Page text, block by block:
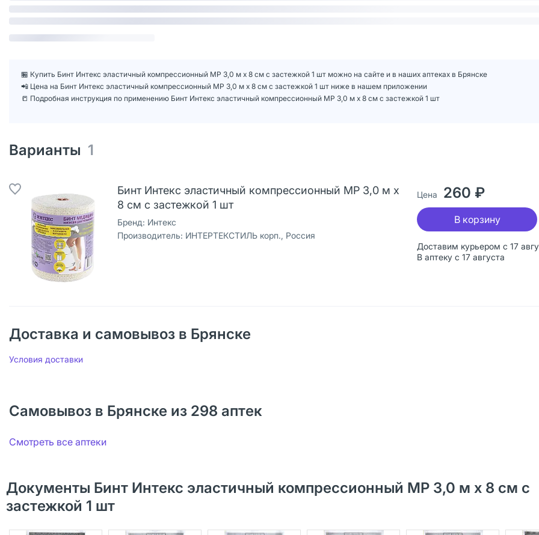
🏪 Купить Бинт Интекс эластичный компрессионный МР 3,0 м х 8 см с застежкой 1 шт можно на сайте и в наших аптеках в Брянске
📲 Цена на Бинт Интекс эластичный компрессионный МР 3,0 м х 8 см с застежкой 1 шт ниже в нашем приложении
📒 Подробная инструкция по применению Бинт Интекс эластичный компрессионный МР 3,0 м х 8 см с застежкой 1 шт
Варианты 1
Бинт Интекс эластичный компрессионный МР 3,0 м х
8 см с застежкой 1 шт
Бренд: Интекс
Производитель: ИНТЕРТЕКСТИЛЬ корп., Россия
Доставим курьером с 17
В аптеку с 17 августа
Цена 260 ₽
В корзину
Доставка и самовывоз в Брянске
Условия доставки
Самовывоз в Брянске из 298 аптек
Смотреть все аптеки
Документы Бинт Интекс эластичный компрессионный МР 3,0 м х 8 см с
застежкой 1 шт